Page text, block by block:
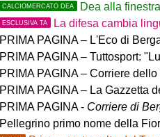
CALCIOMERCATO DEA Dea alla finestra, ma
ESCLUSIVA TA La difesa cambia lingua:
PRIMA PAGINA – L'Eco di Bergamo: "Gosens:
PRIMA PAGINA – Tuttosport:
PRIMA PAGINA – Corriere dello
PRIMA PAGINA – La Gazzetta
PRIMA PAGINA - Corriere di
Pellegrino primo nome della